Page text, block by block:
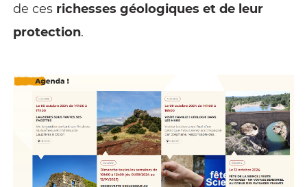
de ces richesses géologiques et de leur
protection.